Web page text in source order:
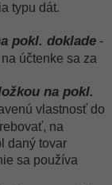
typu dát.
pokl. doklade -
účtenke sa za
na pokl.
vlastnosť do
na
daný tovar
sa používa